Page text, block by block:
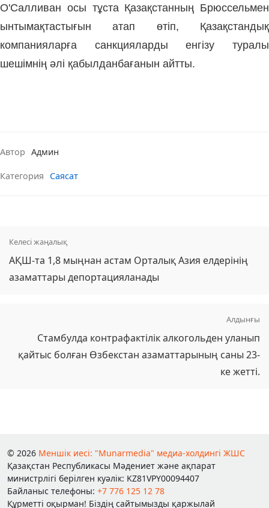
О'Салливан осы тұста Қазақстанның Брюссельмен
ынтымақтастығын атап өтіп, Қазақстандық
компанияларға санкцияларды енгізу туралы
шешімнің әлі қабылданбағанын айтты.
Автор Админ
Категория Саясат
Келесі жаңалық
АҚШ-та 1,8 мыңнан астам Орталық Азия елдерінің
азаматтары депортацияланады
Алдынғы
Стамбулда контрафактілік алкогольден уланып
қайтыс болған Өзбекстан азаматтарының саны 23-
ке жетті.
© 2026 Меншік иесі: "Munarmedia" медиа-холдингі ЖШС
Қазақстан Республикасы Мәдениет және ақпарат
министрлігі берілген куәлік: KZ81VPY00094407
Байланыс телефоны: +7 776 125 12 78
Құрметті оқырман! Біздің сайтымызды қаржылай